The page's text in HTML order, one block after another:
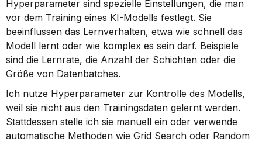
Hyperparameter sind spezielle Einstellungen, die man
vor dem Training eines KI-Modells festlegt. Sie
beeinflussen das Lernverhalten, etwa wie schnell das
Modell lernt oder wie komplex es sein darf. Beispiele
sind die Lernrate, die Anzahl der Schichten oder die
Größe von Datenbatches.
Ich nutze Hyperparameter zur Kontrolle des Modells,
weil sie nicht aus den Trainingsdaten gelernt werden.
Stattdessen stelle ich sie manuell ein oder verwende
automatische Methoden wie Grid Search oder Random